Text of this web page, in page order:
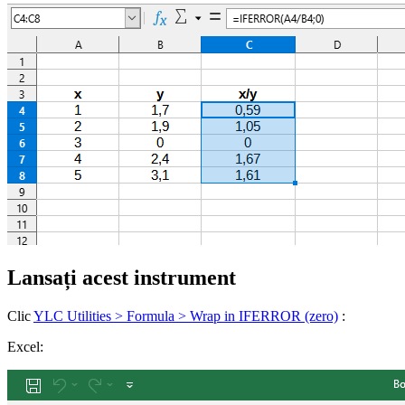
Lansați acest instrument
ClicYLC Utilities > Formula > Wrap in IFERROR (zero) :
Excel: